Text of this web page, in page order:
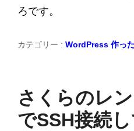
ろです。
カテゴリー : WordPress 作っ
さくらのレ
でSSH接続